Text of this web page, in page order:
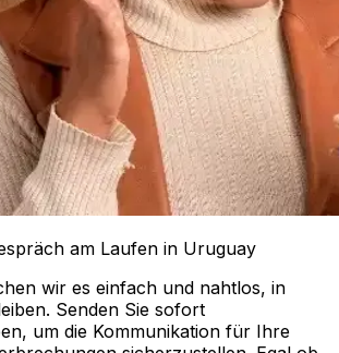
am Laufen in Uruguay
wir es einfach und nahtlos, in
Senden Sie sofort
um die Kommunikation für Ihre